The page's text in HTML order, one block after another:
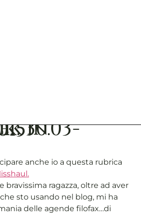
anche io a questa rubrica
bravissima ragazza, oltre ad aver
sto usando nel blog, mi ha
delle agende filofax…di